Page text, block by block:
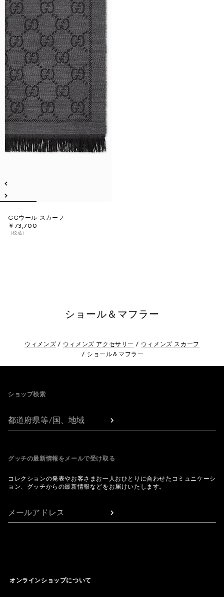
GGウール スカーフ
￥73,700
（税込）
ショール＆マフラー
ウィメンズ ウィメンズ アクセサリー
ウィメンズ スカーフ
ショール＆マフラー
ショップ検索
都道府県等/国、地域
グッチの最新情報をメールで受け取る
コレクションの発表やお客さまお一人おひとりに合わせたコミュニケーシ
ョン、グッチからの最新情報などをお届けいたします。
メールアドレス
オンラインショップについて